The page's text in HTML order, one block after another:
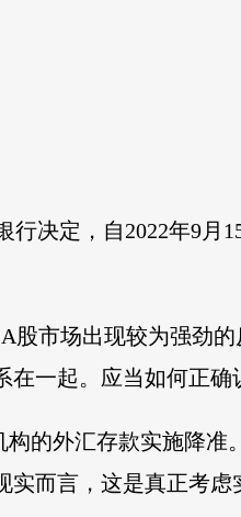
决定，自2022年9月
股市场出现较为强劲
一起。应当如何正
的外汇存款实施降
而言，这是真正考虑